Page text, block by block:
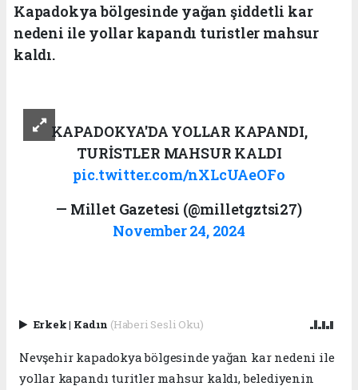
Kapadokya bölgesinde yağan şiddetli kar
nedeni ile yollar kapandı turistler mahsur
kaldı.
KAPADOKYA'DA YOLLAR KAPANDI,
TURİSTLER MAHSUR KALDI
pic.twitter.com/nXLcUAeOFo
— Millet Gazetesi (@milletgztsi27)
November 24, 2024
Erkek| Kadın (Haberi Sesli Oku)
Nevşehir kapadokya bölgesinde yağan kar nedeni ile
yollar kapandı turitler mahsur kaldı, belediyenin